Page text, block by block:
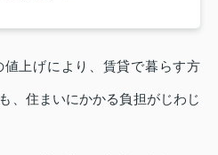
上げにより、賃貸で暮らす方
、住まいにかかる負担がじわじ